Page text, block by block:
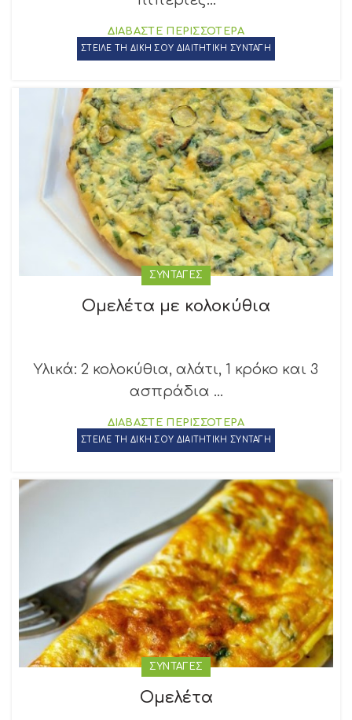
ΔΙΑΒΑΣΤΕ ΠΕΡΙΣΣΟΤΕΡΑ
ΣΤΕΙΛΕ ΤΗ ΔΙΚΗ ΣΟΥ ΔΙΑΙΤΗΤΙΚΗ ΣΥΝΤΑΓΗ
ΣΥΝΤΑΓΕΣ
Ομελέτα με κολοκύθια
Υλικά: 2 κολοκύθια, αλάτι, 1 κρόκο και 3
ασπράδια ...
ΔΙΑΒΑΣΤΕ ΠΕΡΙΣΣΟΤΕΡΑ
ΣΤΕΙΛΕ ΤΗ ΔΙΚΗ ΣΟΥ ΔΙΑΙΤΗΤΙΚΗ ΣΥΝΤΑΓΗ
ΣΥΝΤΑΓΕΣ
Ομελέτα